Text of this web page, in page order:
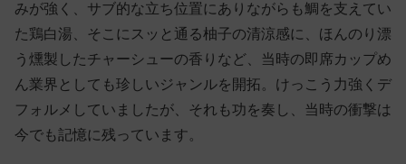
みが強く、サブ的な立ち位置にありながらも鯛を支えてい
た鶏白湯、そこにスッと通る柚子の清涼感に、ほんのり漂
う燻製したチャーシューの香りなど、当時の即席カップめ
ん業界としても珍しいジャンルを開拓。けっこう力強くデ
フォルメしていましたが、それも功を奏し、当時の衝撃は
今でも記憶に残っています。